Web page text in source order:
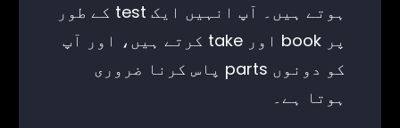
ہوتے ہیں۔ آپ انہیں ایک test کے طور
پر book اور take کرتے ہیں، اور آپ
کو دونوں parts پاس کرنا ضروری
ہوتا ہے۔